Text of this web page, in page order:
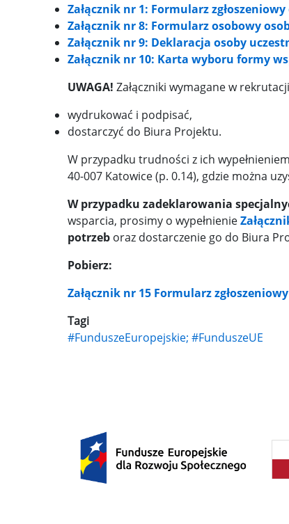
Załącznik nr 1: Formularz
Załącznik nr 8: Formularz osobowy
Załącznik nr 9: Deklaracja osoby
Załącznik nr 10: Karta wyboru formy
UWAGA! Załączniki wymagane w
wydrukować i podpisać,
dostarczyć do Biura Projektu.
W przypadku trudności z ich
40-007 Katowice (p. 0.14), gdzie można
W przypadku zadeklarowania
wsparcia, prosimy o wypełnienie
potrzeb oraz dostarczenie go do Biura
Pobierz:
Załącznik nr 15 Formularz
Tagi
#FunduszeEuropejskie; #FunduszeUE